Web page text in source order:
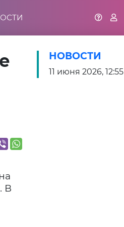
НОВОСТИ
11 июня 2026, 12:55
В